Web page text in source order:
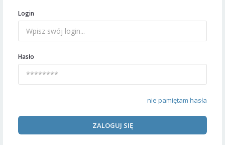
Login
Hasło
nie pamiętam hasła
ZALOGUJ SIĘ